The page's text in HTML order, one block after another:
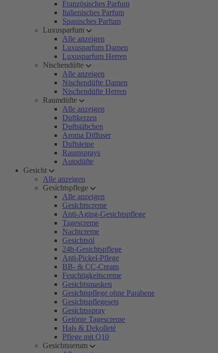
Französisches Parfum
Italienisches Parfum
Spanisches Parfum
Luxusparfum
Alle anzeigen
Luxusparfum Damen
Luxusparfum Herren
Nischendüfte
Alle anzeigen
Nischendüfte Damen
Nischendüfte Herren
Raumdüfte
Alle anzeigen
Duftkerzen
Duftstäbchen
Aroma Diffuser
Duftsteine
Raumsprays
Autodüfte
Gesicht
Alle anzeigen
Gesichtspflege
Alle anzeigen
Gesichtscreme
Anti-Aging-Gesichtspflege
Tagescreme
Nachtcreme
Gesichtsöl
24h-Gesichtspflege
Anti-Pickel-Pflege
BB- & CC-Cream
Feuchtigkeitscreme
Gesichtsmasken
Gesichtspflege ohne Parabene
Gesichtspflegesets
Gesichtsspray
Getönte Tagescreme
Hals & Dekolleté
Pflege mit Q10
Gesichtsserum